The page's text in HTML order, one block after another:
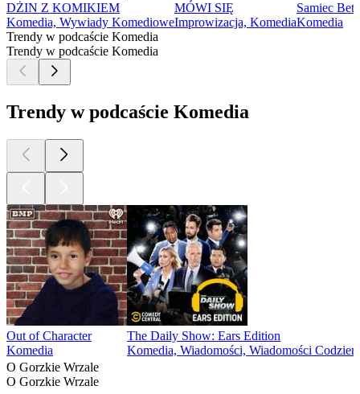
DŻIN Z KOMIKIEM
Komedia, Wywiady Komediowe
MÓWI SIĘ
Improwizacja, Komedia
Samiec Beta
Komedia
Trendy w podcaście Komedia
Trendy w podcaście Komedia
Trendy w podcaście Komedia
Out of Character
Komedia
The Daily Show: Ears Edition
Komedia, Wiadomości, Wiadomości
O Gorzkie Wrzale
O Gorzkie Wrzale